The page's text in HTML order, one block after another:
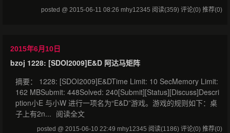
posted @ 2015-06-11 08:26 mhy12345 阅读(359) 评论(0) 推荐(0)
2015年6月10日
bzoj 1228: [SDOI2009]E&D 阿达马矩阵
摘要： 1228: [SDOI2009]E&DTime Limit: 10 SecMemory Limit:
162 MBSubmit: 448Solved: 240[Submit][Status][Discuss]Descri
ption小E 与小W 进行一项名为“E&D”游戏。游戏的规则如下：桌
子上有2n... 阅读全文
posted @ 2015-06-10 22:49 mhy12345 阅读(1186) 评论(0) 推荐(0)